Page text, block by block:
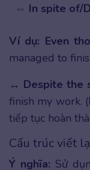
⇔ In spite of/
Ví dụ: Even
managed to
↔ Despite the
finish my work.
tiếp tục hoàn
Cấu trúc viết
Ý nghĩa: Sử